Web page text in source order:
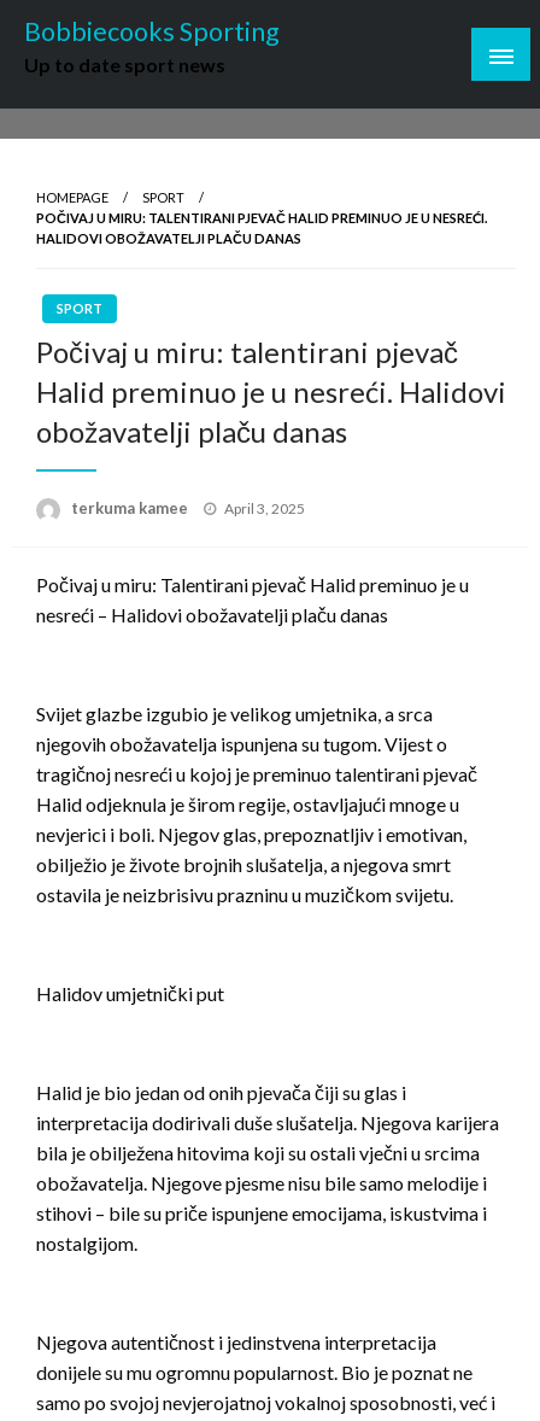
content
Bobbiecooks Sporting
Up to date sport news
HOMEPAGE
SPORT
POČIVAJ U MIRU: TALENTIRANI PJEVAČ HALID PREMINUO JE U NESREĆI.
HALIDOVI OBOŽAVATELJI PLAČU DANAS
SPORT
Počivaj u miru: talentirani pjevač
Halid preminuo je u nesreći. Halidovi
obožavatelji plaču danas
terkuma kamee
Posted
April 3, 2025
Počivaj u miru: Talentirani pjevač Halid preminuo je u
nesreći – Halidovi obožavatelji plaču danas
Svijet glazbe izgubio je velikog umjetnika, a srca
njegovih obožavatelja ispunjena su tugom. Vijest o
tragičnoj nesreći u kojoj je preminuo talentirani pjevač
Halid odjeknula je širom regije, ostavljajući mnoge u
nevjerici i boli. Njegov glas, prepoznatljiv i emotivan,
obilježio je živote brojnih slušatelja, a njegova smrt
ostavila je neizbrisivu prazninu u muzičkom svijetu.
Halidov umjetnički put
Halid je bio jedan od onih pjevača čiji su glas i
interpretacija dodirivali duše slušatelja. Njegova karijera
bila je obilježena hitovima koji su ostali vječni u srcima
obožavatelja. Njegove pjesme nisu bile samo melodije i
stihovi – bile su priče ispunjene emocijama, iskustvima i
nostalgijom.
Njegova autentičnost i jedinstvena interpretacija
donijele su mu ogromnu popularnost. Bio je poznat ne
samo po svojoj nevjerojatnoj vokalnoj sposobnosti, već i